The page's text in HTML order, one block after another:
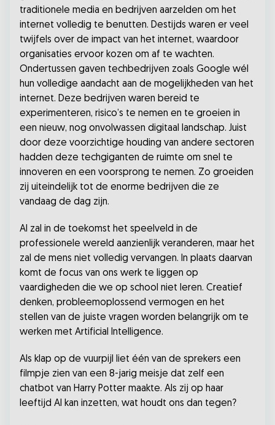
traditionele media en bedrijven aarzelden om het
internet volledig te benutten. Destijds waren er veel
twijfels over de impact van het internet, waardoor
organisaties ervoor kozen om af te wachten.
Ondertussen gaven techbedrijven zoals Google wél
hun volledige aandacht aan de mogelijkheden van het
internet. Deze bedrijven waren bereid te
experimenteren, risico’s te nemen en te groeien in
een nieuw, nog onvolwassen digitaal landschap. Juist
door deze voorzichtige houding van andere sectoren
hadden deze techgiganten de ruimte om snel te
innoveren en een voorsprong te nemen. Zo groeiden
zij uiteindelijk tot de enorme bedrijven die ze
vandaag de dag zijn.
AI zal in de toekomst het speelveld in de
professionele wereld aanzienlijk veranderen, maar het
zal de mens niet volledig vervangen. In plaats daarvan
komt de focus van ons werk te liggen op
vaardigheden die we op school niet leren. Creatief
denken, probleemoplossend vermogen en het
stellen van de juiste vragen worden belangrijk om te
werken met Artificial Intelligence.
Als klap op de vuurpijl liet één van de sprekers een
filmpje zien van een 8-jarig meisje dat zelf een
chatbot van Harry Potter maakte. Als zij op haar
leeftijd AI kan inzetten, wat houdt ons dan tegen?